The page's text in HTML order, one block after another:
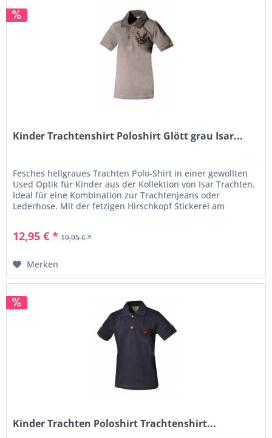
Kinder Trachtenshirt Poloshirt Glött grau Isar...
Fesches hellgraues Trachten Polo-Shirt in einer gewollten
Used Optik für Kinder aus der Kollektion von Isar Trachten.
Ideal für eine Kombination zur Trachtenjeans oder
Lederhose. Mit der fetzigen Hirschkopf Stickerei am
12,95 € * 19,95 € *
Merken
Kinder Trachten Poloshirt Trachtenshirt...